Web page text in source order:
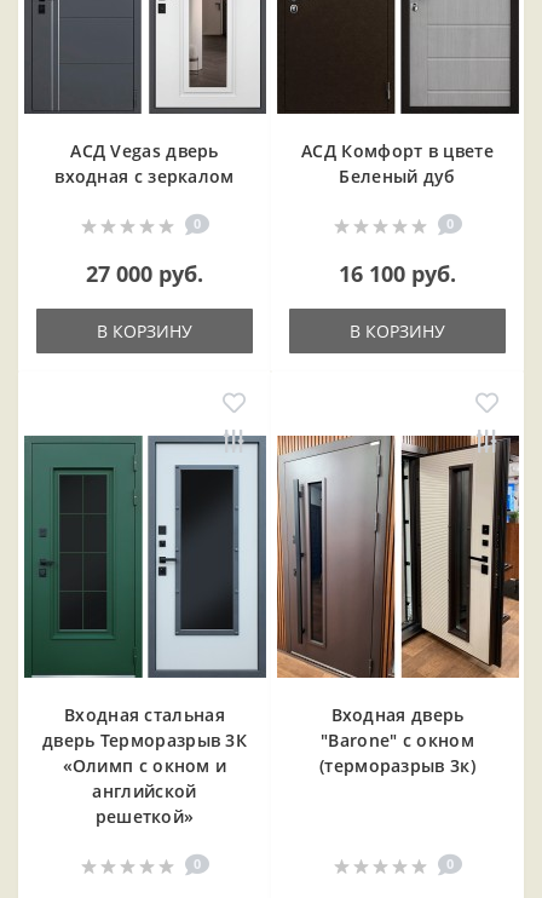
АСД Vegas дверь
входная с зеркалом
0
27 000 руб.
В КОРЗИНУ
АСД Комфорт в цвете
Беленый дуб
0
16 100 руб.
В КОРЗИНУ
Входная cтальная
дверь Терморазрыв 3К
«Олимп с окном и
английской
решеткой»
0
Входная дверь
"Barone" с окном
(терморазрыв 3к)
0